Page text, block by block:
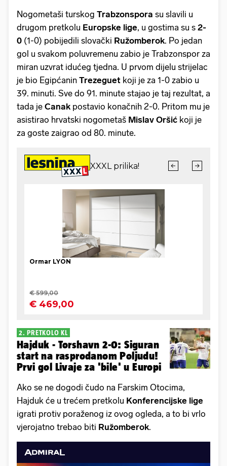
Nogometaši turskog Trabzonspora su slavili u
drugom pretkolu Europske lige, u gostima su s 2-
0 (1-0) pobijedili slovački Ružomberok. Po jedan
gol u svakom poluvremenu zabio je Trabzonspor za
miran uzvrat idućeg tjedna. U prvom dijelu strijelac
je bio Egipćanin Trezeguet koji je za 1-0 zabio u
39. minuti. Sve do 91. minute stajao je taj rezultat, a
tada je Canak postavio konačnih 2-0. Pritom mu je
asistirao hrvatski nogometaš Mislav Oršić koji je
za goste zaigrao od 80. minute.
2. PRETKOLO KL
Hajduk - Torshavn 2-0: Siguran
start na rasprodanom Poljudu!
Prvi gol Livaje za 'bile' u Europi
Ako se ne dogodi čudo na Farskim Otocima,
Hajduk će u trećem pretkolu Konferencijske lige
igrati protiv poraženog iz ovog ogleda, a to bi vrlo
vjerojatno trebao biti Ružomberok.